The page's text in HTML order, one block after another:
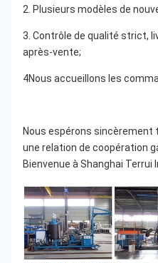
2. Plusieurs modèles de
3. Contrôle de qualité strict,
après-vente;
4Nous accueillons les
Nous espérons sincèrement
une relation de coopération
Bienvenue à Shanghai Terrui